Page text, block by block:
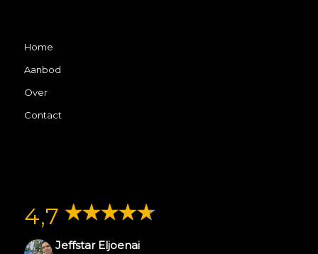
Home
Aanbod
Over
Contact
4,7
Jeffstar Eljoenai